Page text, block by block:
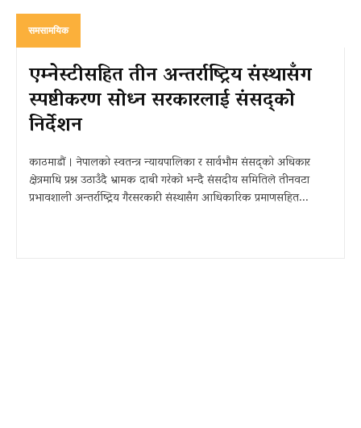
समसामयिक
एम्नेस्टीसहित तीन अन्तर्राष्ट्रिय संस्थासँग
स्पष्टीकरण सोध्न सरकारलाई संसद्को
निर्देशन
काठमाडौं । नेपालको स्वतन्त्र न्यायपालिका र सार्वभौम संसद्को अधिकार
क्षेत्रमाथि प्रश्न उठाउँदै भ्रामक दाबी गरेको भन्दै संसदीय समितिले तीनवटा
प्रभावशाली अन्तर्राष्ट्रिय गैरसरकारी संस्थासँग आधिकारिक प्रमाणसहित...